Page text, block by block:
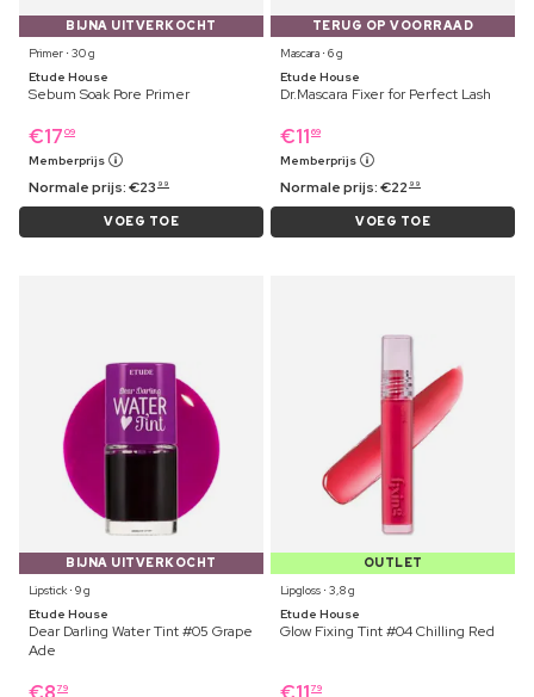
BIJNA UITVERKOCHT
Primer ⋅ 30 g
Etude House
Sebum Soak Pore Primer
€17 09
Memberprijs
Normale prijs:€23 99
VOEG TOE
TERUG OP VOORRAAD
Mascara ⋅ 6 g
Etude House
Dr.Mascara Fixer for Perfect Lash
€11 69
Memberprijs
Normale prijs:€22 99
VOEG TOE
BIJNA UITVERKOCHT
Lipstick ⋅ 9 g
Etude House
Dear Darling Water Tint #05 Grape
Ade
79
OUTLET
Lipgloss ⋅ 3,8 g
Etude House
Glow Fixing Tint #04 Chilling Red
79